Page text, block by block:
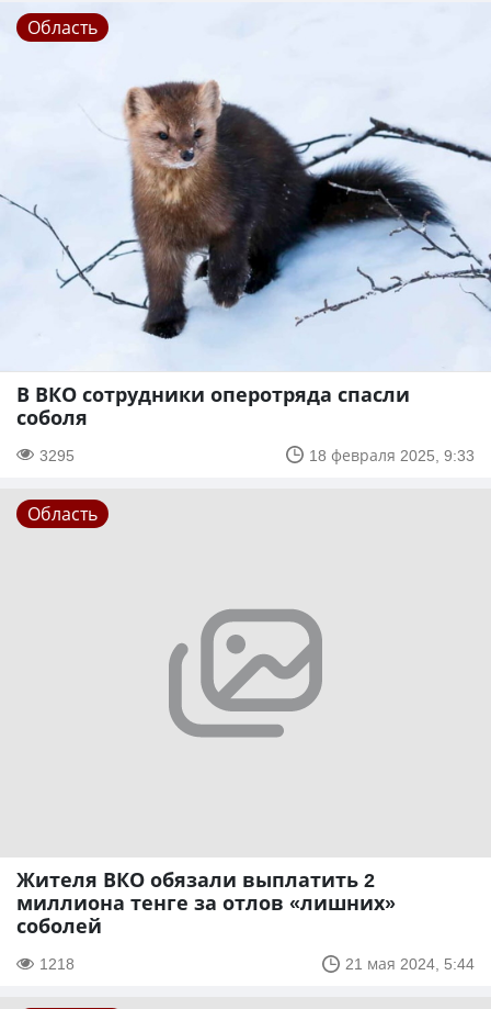
Область
В ВКО сотрудники оперотряда спасли
соболя
3295 18 февраля 2025, 9:33
Область
Жителя ВКО обязали выплатить 2
миллиона тенге за отлов «лишних»
соболей
1218 21 мая 2024, 5:44